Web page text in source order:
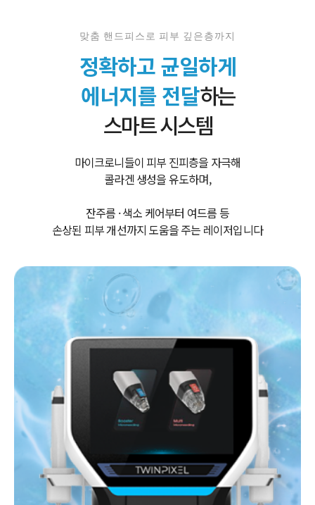
맞춤 핸드피스로 피부 깊은층까지
정확하고 균일하게
에너지를 전달하는
스마트 시스템
마이크로니들이 피부 진피층을 자극해
콜라겐 생성을 유도하며,
잔주름 · 색소 케어부터 여드름 등
손상된 피부 개선까지 도움을 주는 레이저입니다